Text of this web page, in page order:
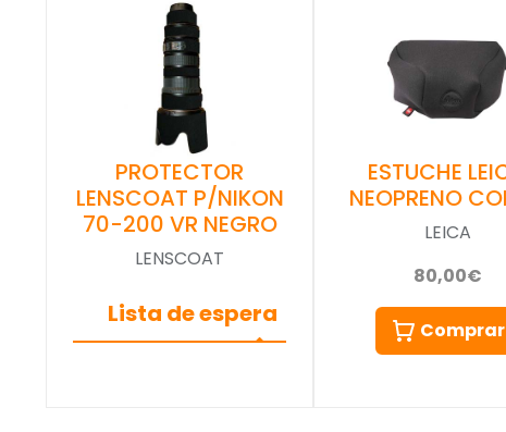
PROTECTOR
LENSCOAT P/NIKON
70-200 VR NEGRO
LENSCOAT
Lista de espera
ESTUCHE
NEOPRENO
LEICA
80,00€
Comprar